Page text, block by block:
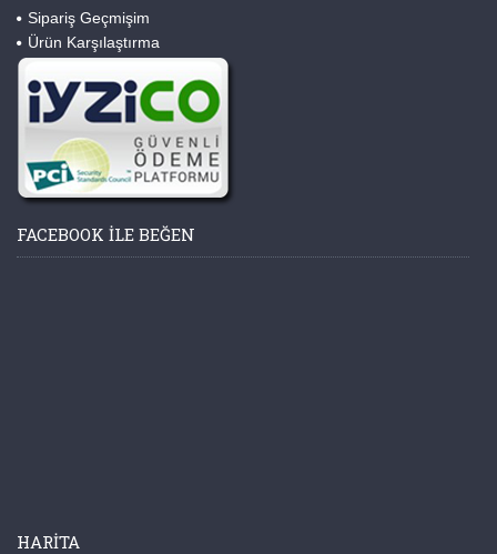
Sipariş Geçmişim
Ürün Karşılaştırma
FACEBOOK ILE BEĞEN
HARITA